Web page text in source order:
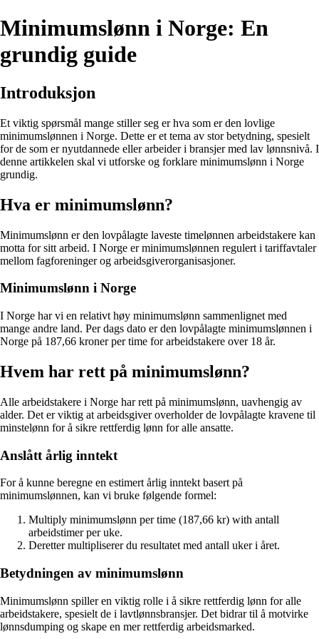
Minimumslønn i Norge: En
grundig guide
Introduksjon
Et viktig spørsmål mange stiller seg er hva som er den lovlige
minimumslønnen i Norge. Dette er et tema av stor betydning, spesielt
for de som er nyutdannede eller arbeider i bransjer med lav lønnsnivå. I
denne artikkelen skal vi utforske og forklare minimumslønn i Norge
grundig.
Hva er minimumslønn?
Minimumslønn er den lovpålagte laveste timelønnen arbeidstakere kan
motta for sitt arbeid. I Norge er minimumslønnen regulert i tariffavtaler
mellom fagforeninger og arbeidsgiverorganisasjoner.
Minimumslønn i Norge
I Norge har vi en relativt høy minimumslønn sammenlignet med
mange andre land. Per dags dato er den lovpålagte minimumslønnen i
Norge på 187,66 kroner per time for arbeidstakere over 18 år.
Hvem har rett på minimumslønn?
Alle arbeidstakere i Norge har rett på minimumslønn, uavhengig av
alder. Det er viktig at arbeidsgiver overholder de lovpålagte kravene til
minstelønn for å sikre rettferdig lønn for alle ansatte.
Anslått årlig inntekt
For å kunne beregne en estimert årlig inntekt basert på
minimumslønnen, kan vi bruke følgende formel:
Multiply minimumslønn per time (187,66 kr) with antall
arbeidstimer per uke.
Deretter multipliserer du resultatet med antall uker i året.
Betydningen av minimumslønn
Minimumslønn spiller en viktig rolle i å sikre rettferdig lønn for alle
arbeidstakere, spesielt de i lavtlønnsbransjer. Det bidrar til å motvirke
lønnsdumping og skape en mer rettferdig arbeidsmarked.